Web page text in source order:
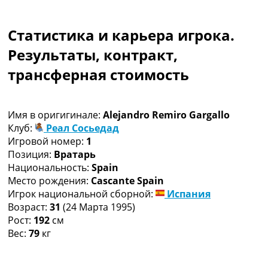
Чемпионат Мира
Украина. Премьер-Лига
Украина. Первая Лига
Лига Чемпионов
Другие Турниры >>>
Таблицы
Таблицы групп Чемпионата Мира
Украина. Премьер-Лига
Украина. Первая Лига
Лига Чемпионов. Таблицы групп
Англия. Премьер-Лига
Испания. Ла Лига
Все таблицы >>>
Рейтинги
Статистика и карьера игрока.
Результаты, контракт,
трансферная стоимость
Имя в оригигинале: Alejandro Remiro Gargallo
Клуб:
Реал Сосьедад
Игровой номер: 1
Позиция: Вратарь
Национальность: Spain
Место рождения: Cascante Spain
Игрок национальной сборной:
Испания
Возраст: 31 (24 Марта 1995)
Рост: 192 см
Вес: 79 кг